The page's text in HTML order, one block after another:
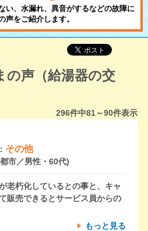
い、水漏れ、異音がするなどの故障に
声をご紹介します。
の声（給湯器の交
296件中81～90件表示
その他
市／男性・60代)
老朽化しているとの事と、キャ
販売できるとサービス員からの
もっと見る